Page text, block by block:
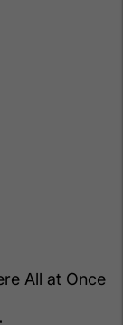
All at Once